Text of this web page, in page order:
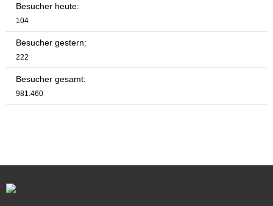
Besucher heute:
104
Besucher gestern:
222
Besucher gesamt:
981.460